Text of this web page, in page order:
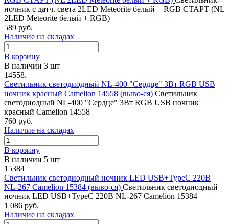
ночник с датч. света 2LED Meteorite белый + RGB СТАРТ (NL
2LED Meteorite белый + RGB)
589 руб.
Наличие на складах
В корзину
В наличии 3 шт
14558.
Светильник светодиодный NL-400 "Сердце" 3Вт RGB USB
ночник красный Camelion 14558 (выво-ся) Светильник
светодиодный NL-400 "Сердце" 3Вт RGB USB ночник
красный Camelion 14558
760 руб.
Наличие на складах
В корзину
В наличии 5 шт
15384
Светильник светодиодный ночник LED USB+TypeC 220В
NL-267 Camelion 15384 (выво-ся) Светильник светодиодный
ночник LED USB+TypeC 220В NL-267 Camelion 15384
1 086 руб.
Наличие на складах